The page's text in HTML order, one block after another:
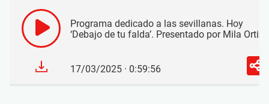
Programa dedicado a las sevillanas. Hoy
‘Debajo de tu falda’. Presentado por Mila Ortiz
17/03/2025 · 0:59:56